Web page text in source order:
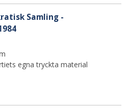
Samling -
egna tryckta material